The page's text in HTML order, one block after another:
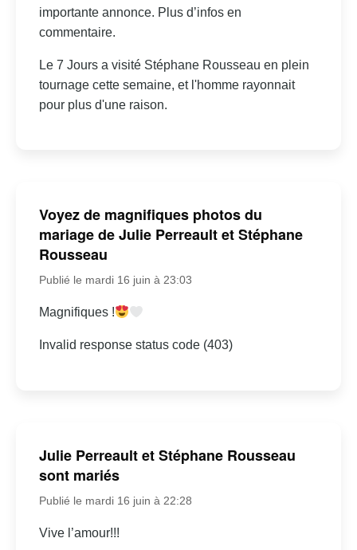
importante annonce. Plus d’infos en
commentaire.
Le 7 Jours a visité Stéphane Rousseau en plein
tournage cette semaine, et l'homme rayonnait
pour plus d'une raison.
Voyez de magnifiques photos du
mariage de Julie Perreault et Stéphane
Rousseau
Publié le mardi 16 juin à 23:03
Magnifiques !
Invalid response status code (403)
Julie Perreault et Stéphane Rousseau
sont mariés
Publié le mardi 16 juin à 22:28
Vive l’amour!!!